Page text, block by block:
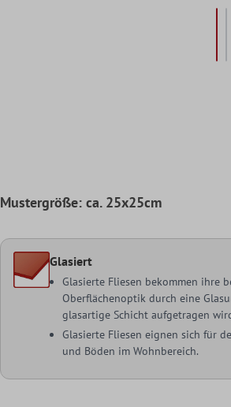
Mustergröße: ca. 25x25cm
Glasiert
Glasierte Fliesen bekommen ihre
Oberflächenoptik durch eine
glasartige Schicht aufgetragen
Glasierte Fliesen eignen sich für
und Böden im Wohnbereich.